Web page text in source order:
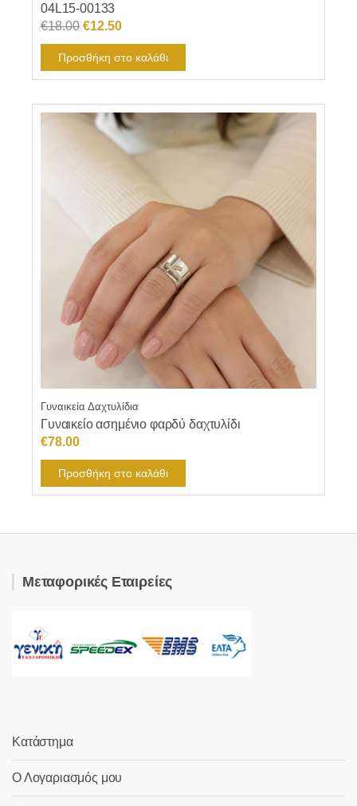
04L15-00133
€18.00 Original
price
was:
€18.00.
€12.50Η
τρέχουσα
τιμή
είναι:
€12.50.
Προσθήκη στο καλάθι
Γυναικεία Δαχτυλίδια
Γυναικείο ασημένιο φαρδύ δαχτυλίδι
€78.00
Προσθήκη στο καλάθι
Μεταφορικές Εταιρείες
Κατάστημα
Ο Λογαριασμός μου